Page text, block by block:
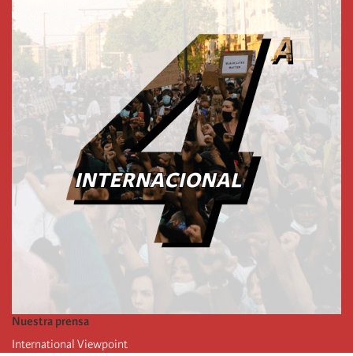
Nuestra prensa
International Viewpoint